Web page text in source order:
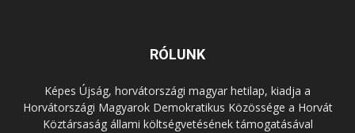
RÓLUNK
Képes Újság, horvátországi magyar hetilap, kiadja a
Horvátországi Magyarok Demokratikus Közössége a Horvát
Köztársaság állami költségvetésének támogatásával